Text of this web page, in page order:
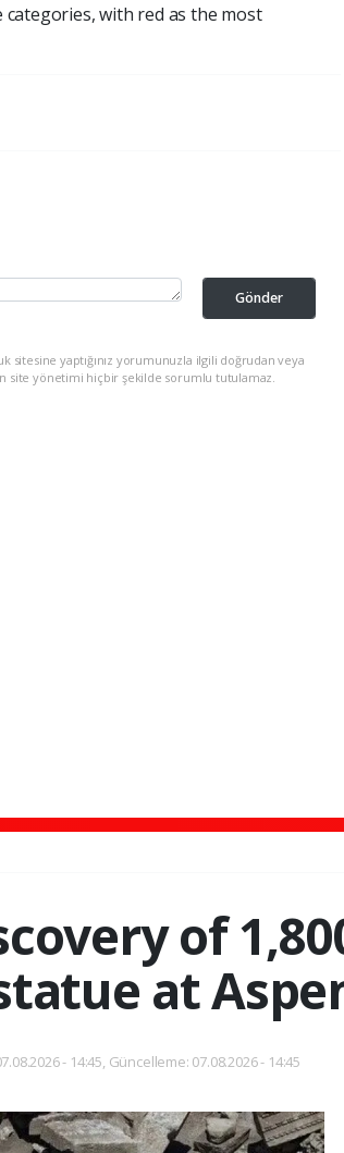
with red as the most
Gönder
sitesine yaptığınız yorumunuzla ilgili doğrudan veya
site yönetimi hiçbir şekilde sorumlu tutulamaz.
of
at
- 14:45, Güncelleme: 07.08.2026 - 14:45